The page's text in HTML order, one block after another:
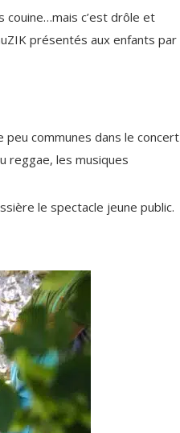
c’est drôle et
présentés aux enfants par
peu communes dans le concert
reggae, les musiques
le spectacle jeune public.